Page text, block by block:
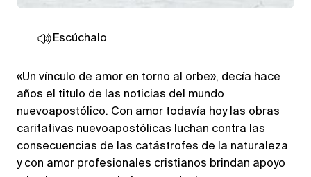
Escúchalo
«Un vínculo de amor en torno al orbe», decía hace
años el titulo de las noticias del mundo
nuevoapostólico. Con amor todavía hoy las obras
caritativas nuevoapostólicas luchan contra las
consecuencias de las catástrofes de la naturaleza
y con amor profesionales cristianos brindan apoyo